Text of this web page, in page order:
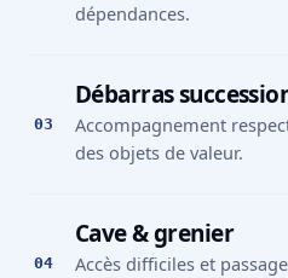
dépendances.
03
Débarras
Accompagnement
des objets de valeur.
04
Cave & grenier
Accès difficiles et